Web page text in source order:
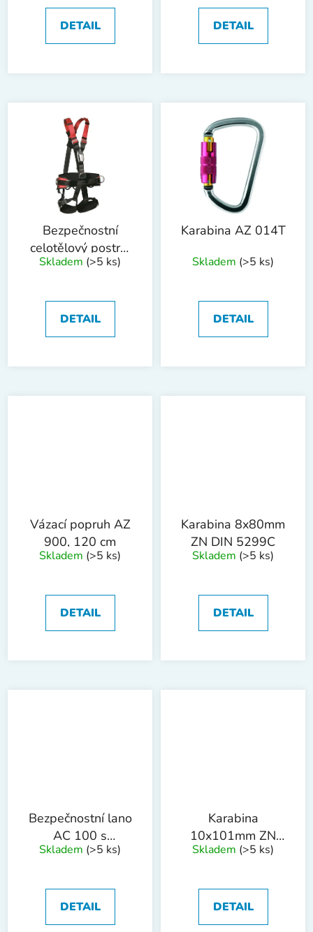
DETAIL DETAIL
Bezpečnostní
celotělový postroj
P-70
Skladem (>5 ks)
DETAIL
Karabina AZ 014T
Skladem (>5 ks)
DETAIL
Vázací popruh AZ
900, 120 cm
Skladem (>5 ks)
DETAIL
Karabina 8x80mm
ZN DIN 5299C
Skladem (>5 ks)
DETAIL
Bezpečnostní lano
AC 100 s
karabinou, 20 m
Skladem (>5 ks)
DETAIL
Karabina
10x101mm ZN
DIN 5299C
Skladem (>5 ks)
DETAIL